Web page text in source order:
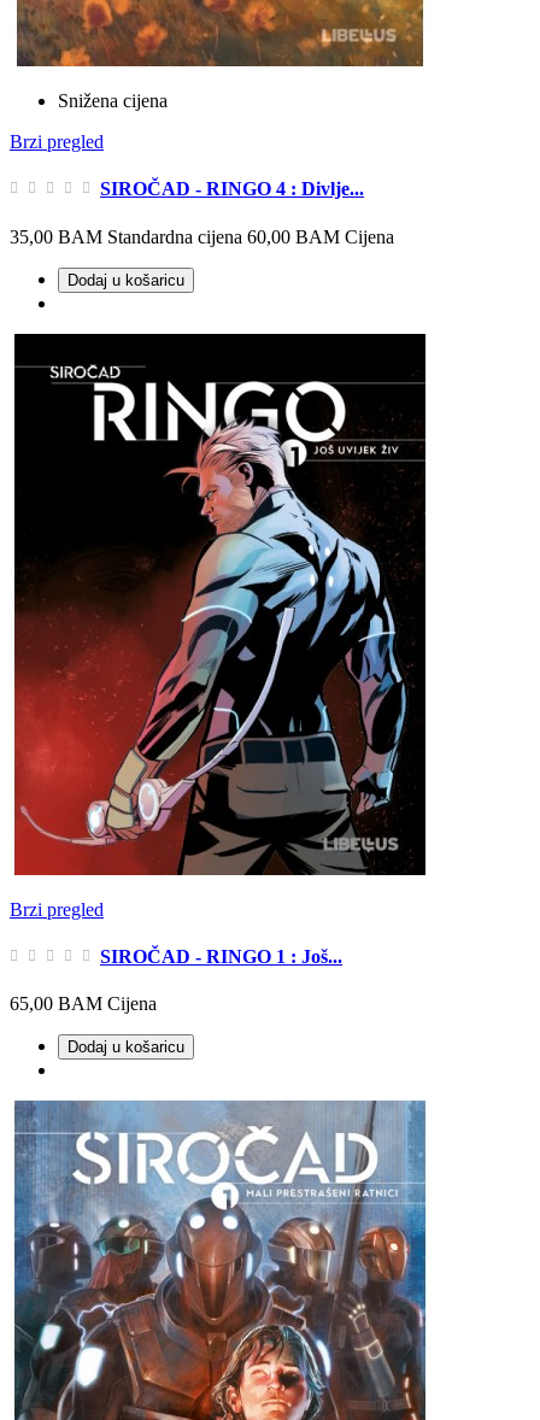
Snižena cijena
Brzi pregled
SIROČAD - RINGO 4 : Divlje...
35,00 BAM Standardna cijena 60,00 BAM Cijena
Dodaj u košaricu
Brzi pregled
SIROČAD - RINGO 1 : Još...
65,00 BAM Cijena
Dodaj u košaricu